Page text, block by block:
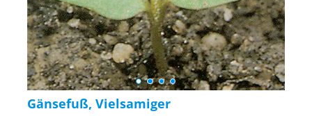
Gänsefuß, Vielsamiger